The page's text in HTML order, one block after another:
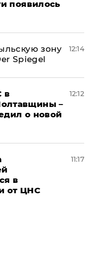
появилось
зону
Spiegel
12:14
в
–
о новой
12:12
в
от ЦНС
11:17